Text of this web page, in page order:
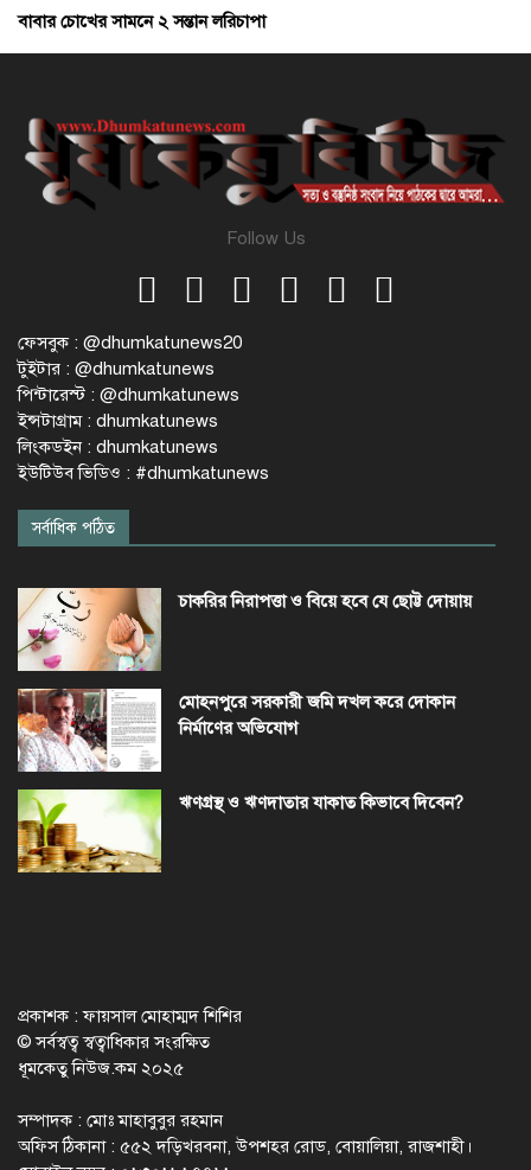
বাবার চোখের সামনে ২ সন্তান লরিচাপা
Follow Us
ফেসবুক : @dhumkatunews20
টুইটার : @dhumkatunews
পিন্টারেস্ট : @dhumkatunews
ইন্সটাগ্রাম : dhumkatunews
লিংকডইন : dhumkatunews
ইউটিউব ভিডিও : #dhumkatunews
সর্বাধিক পঠিত
চাকরির নিরাপত্তা ও বিয়ে হবে যে ছোট্ট দোয়ায়
মোহনপুরে সরকারী জমি দখল করে দোকান
নির্মাণের অভিযোগ
ঋণগ্রস্থ ও ঋণদাতার যাকাত কিভাবে দিবেন?
প্রকাশক : ফায়সাল মোহাম্মদ শিশির
© সর্বস্বত্ব স্বত্বাধিকার সংরক্ষিত
ধূমকেতু নিউজ.কম ২০২৫
সম্পাদক : মোঃ মাহাবুবুর রহমান
অফিস ঠিকানা : ৫৫২ দড়িখরবনা, উপশহর রোড, বোয়ালিয়া, রাজশাহী।